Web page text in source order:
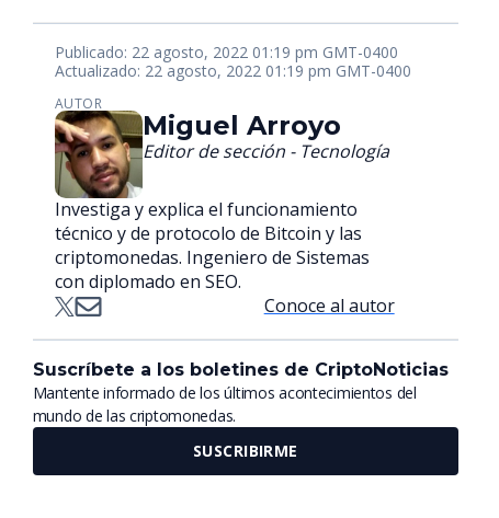
Publicado: 22 agosto, 2022 01:19 pm GMT-0400
Actualizado: 22 agosto, 2022 01:19 pm GMT-0400
AUTOR
Miguel Arroyo
Editor de sección - Tecnología
Investiga y explica el funcionamiento
técnico y de protocolo de Bitcoin y las
criptomonedas. Ingeniero de Sistemas
con diplomado en SEO.
Conoce al autor
Suscríbete a los boletines de CriptoNoticias
Mantente informado de los últimos acontecimientos del
mundo de las criptomonedas.
SUSCRIBIRME